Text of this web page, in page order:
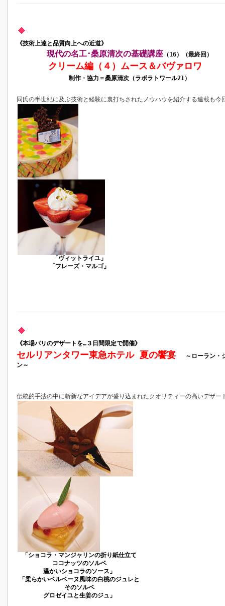
《技術上達と品質向上への近道》
現代の名工･桑原清次の基礎講座 （16）（最終回）
クリーム編 （４） ムース＆バヴァロワ
制作・協力＝桑原清次（ラボラトワール21）
同氏の半世紀に及ぶ技術と経験に裏打ちされたノウハウを紹介する連載も今
「ヴィットライユ」
「フレーズ・マルゴ」
《本場パリのデザートを…３日間限定で開催》
セルリアンタワー東急ホテル 夏の饗宴 ～ローラン・
ン～
伝統的手法の中に斬新なアイデアが盛り込まれたクオリティーの高いデザー
「ショコラ・マンジャリンの折り紙仕立て
ココナッツのソルベ
温かいショコラのソース」
「柔らかいベルベーヌ風味の白桃のジュレと
そのソルベ
グロゼイユと生姜のジュ」